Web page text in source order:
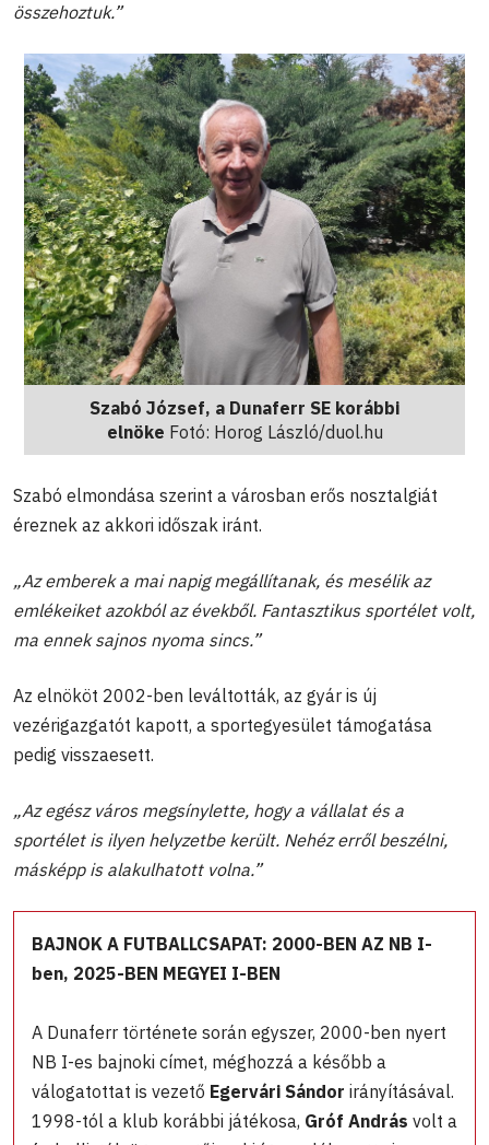
összehoztuk.”
Szabó József, a Dunaferr SE korábbi
elnöke Fotó: Horog László/duol.hu
Szabó elmondása szerint a városban erős nosztalgiát
éreznek az akkori időszak iránt.
„Az emberek a mai napig megállítanak, és mesélik az
emlékeiket azokból az évekből. Fantasztikus sportélet volt,
ma ennek sajnos nyoma sincs.”
Az elnököt 2002-ben leváltották, az gyár is új
vezérigazgatót kapott, a sportegyesület támogatása
pedig visszaesett.
„Az egész város megsínylette, hogy a vállalat és a
sportélet is ilyen helyzetbe került. Nehéz erről beszélni,
másképp is alakulhatott volna.”
BAJNOK A FUTBALLCSAPAT: 2000-BEN AZ NB I-
ben, 2025-BEN MEGYEI I-BEN
A Dunaferr története során egyszer, 2000-ben nyert
NB I-es bajnoki címet, méghozzá a később a
válogatottat is vezető Egervári Sándor irányításával.
1998-tól a klub korábbi játékosa, Gróf András volt a